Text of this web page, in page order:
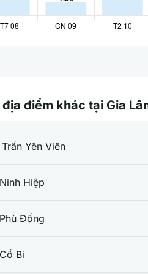
điểm khác tại Gia
Yên Viên
Hiệp
Đổng
Bi